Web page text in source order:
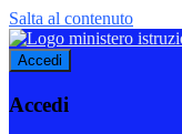
Salta al contenuto
Accedi
Accedi